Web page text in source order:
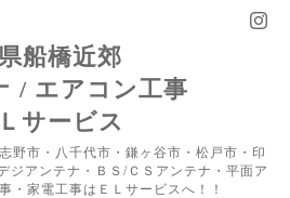
船橋近郊
/ エアコン工事
サービス
野市・八千代市・鎌ヶ谷市・松戸市・印
アンテナ・ＢＳ/ＣＳアンテナ・平面ア
・家電工事はＥＬサービスへ！！